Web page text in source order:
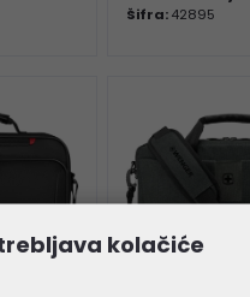
Šifra:42895
kolačiće